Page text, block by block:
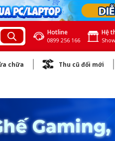
Hotline
0899 256 166
Hệ
chữa Thu cũ đổi mới